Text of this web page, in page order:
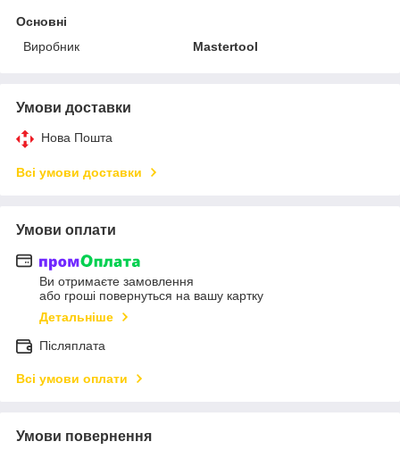
Основні
Виробник
Mastertool
Умови доставки
Нова Пошта
Всі умови доставки
Умови оплати
Ви отримаєте замовлення
або гроші повернуться на вашу картку
Детальніше
Післяплата
Всі умови оплати
Умови повернення